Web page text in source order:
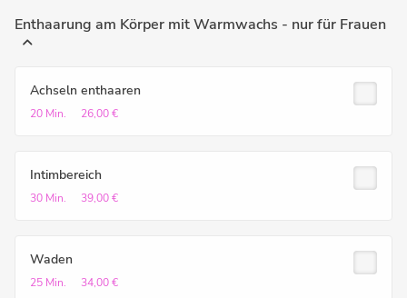
Enthaarung am Körper mit Warmwachs - nur für Frauen
Achseln enthaaren
20 Min. 26,00 €
Intimbereich
30 Min. 39,00 €
Waden
25 Min. 34,00 €